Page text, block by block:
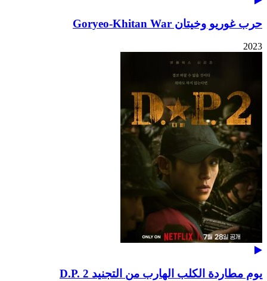
حرب غوريو وخيتان Goryeo-Khitan War
2023
يوم مطاردة الكلب الهارب من التجنيد D.P. 2